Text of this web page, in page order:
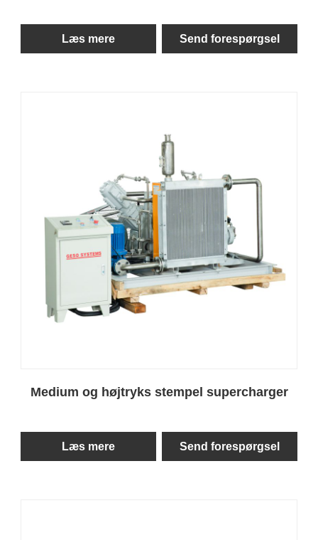
Læs mere Send forespørgsel
Medium og højtryks stempel supercharger
Læs mere Send forespørgsel